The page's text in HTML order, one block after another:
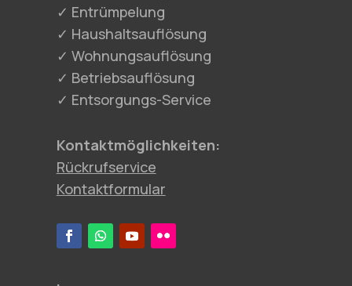
✓ Entrümpelung
✓ Haushaltsauflösung
✓ Wohnungsauflösung
✓ Betriebsauflösung
✓ Entsorgungs-Service
Kontaktmöglichkeiten:
Rückrufservice
Kontaktformular